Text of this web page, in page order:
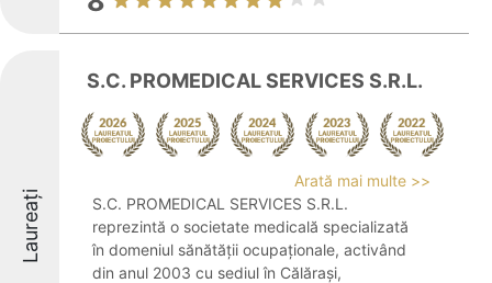
Laureați
S.C. PROMEDICAL SERVICES S.R.L.
Arată mai multe >>
S.C. PROMEDICAL SERVICES S.R.L.
reprezintă o societate medicală specializată
în domeniul sănătății ocupaționale, activând
din anul 2003 cu sediul în Călărași,